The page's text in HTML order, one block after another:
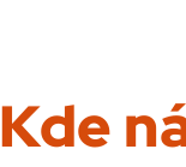
Kde